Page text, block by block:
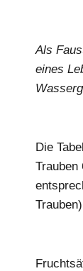
Als
eines
Die
Trauben